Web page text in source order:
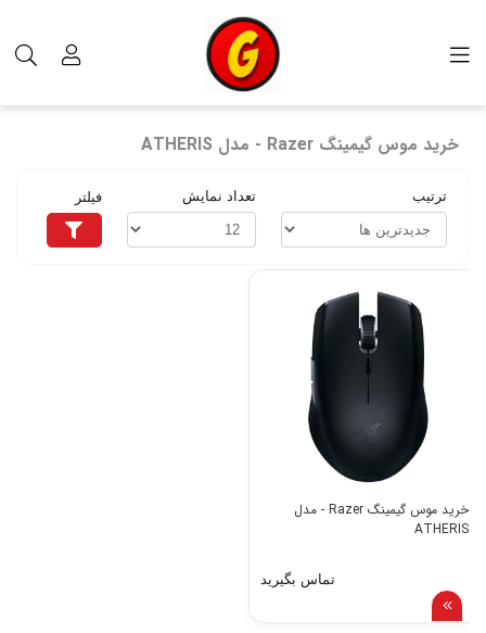
خرید موس گیمینگ Razer - مدل ATHERIS
خرید موس گیمینگ Razer - مدل ATHERIS
ترتیب تعداد نمایش فیلتر
خرید موس گیمینگ Razer - مدل
ATHERIS
تماس بگیرید